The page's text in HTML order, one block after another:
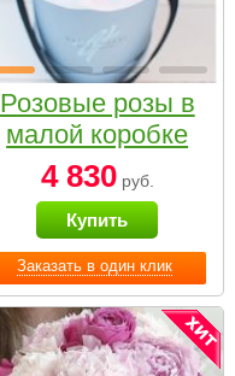
Заказать в один клик
Розовые розы в
малой коробке
4 830руб.
Купить